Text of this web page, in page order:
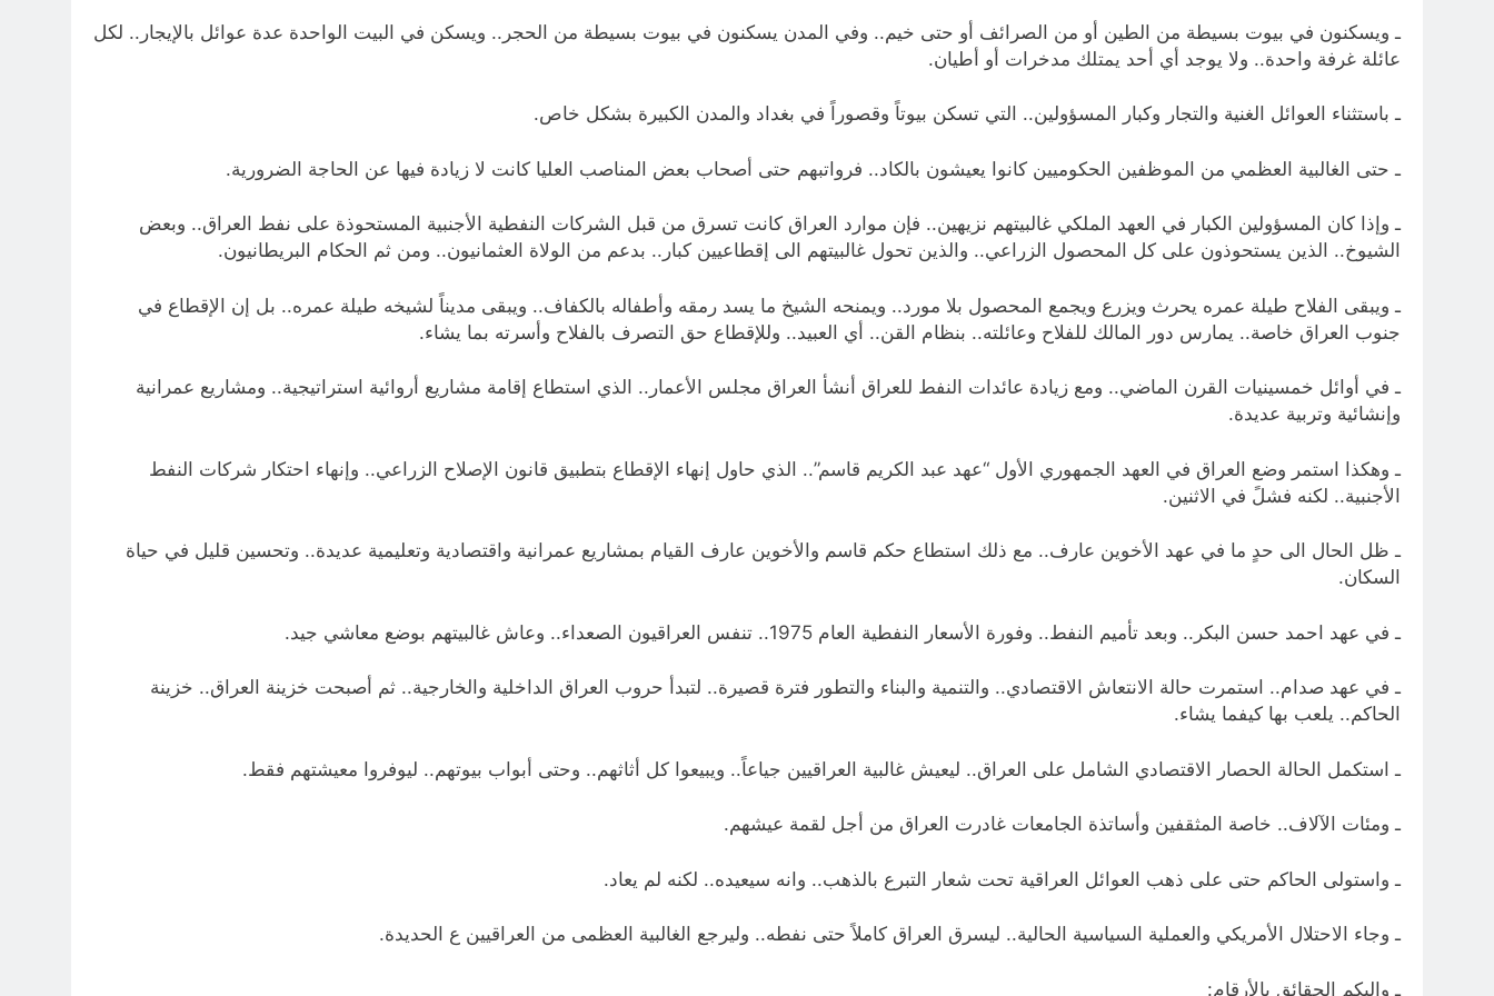
ـ ويسكنون في بيوت بسيطة من الطين أو من الصرائف أو حتى خيم.. وفي المدن يسكنون في بيوت بسيطة من الحجر.. ويسكن في البيت الواحدة عدة عوائل بالإيجار.. لكل
عائلة غرفة واحدة.. ولا يوجد أي أحد يمتلك مدخرات أو أطيان.
ـ باستثناء العوائل الغنية والتجار وكبار المسؤولين.. التي تسكن بيوتاً وقصوراً في بغداد والمدن الكبيرة بشكل خاص.
ـ حتى الغالبية العظمي من الموظفين الحكوميين كانوا يعيشون بالكاد.. فرواتبهم حتى أصحاب بعض المناصب العليا كانت لا زيادة فيها عن الحاجة الضرورية.
ـ وإذا كان المسؤولين الكبار في العهد الملكي غالبيتهم نزيهين.. فإن موارد العراق كانت تسرق من قبل الشركات النفطية الأجنبية المستحوذة على نفط العراق.. وبعض
الشيوخ.. الذين يستحوذون على كل المحصول الزراعي.. والذين تحول غالبيتهم الى إقطاعيين كبار.. بدعم من الولاة العثمانيون.. ومن ثم الحكام البريطانيون.
ـ ويبقى الفلاح طيلة عمره يحرث ويزرع ويجمع المحصول بلا مورد.. ويمنحه الشيخ ما يسد رمقه وأطفاله بالكفاف.. ويبقى مديناً لشيخه طيلة عمره.. بل إن الإقطاع في
جنوب العراق خاصة.. يمارس دور المالك للفلاح وعائلته.. بنظام القن.. أي العبيد.. وللإقطاع حق التصرف بالفلاح وأسرته بما يشاء.
ـ في أوائل خمسينيات القرن الماضي.. ومع زيادة عائدات النفط للعراق أنشأ العراق مجلس الأعمار.. الذي استطاع إقامة مشاريع أروائية استراتيجية.. ومشاريع عمرانية
وإنشائية وتربية عديدة.
ـ وهكذا استمر وضع العراق في العهد الجمهوري الأول “عهد عبد الكريم قاسم”.. الذي حاول إنهاء الإقطاع بتطبيق قانون الإصلاح الزراعي.. وإنهاء احتكار شركات النفط
الأجنبية.. لكنه فشلً في الاثنين.
ـ ظل الحال الى حدٍ ما في عهد الأخوين عارف.. مع ذلك استطاع حكم قاسم والأخوين عارف القيام بمشاريع عمرانية واقتصادية وتعليمية عديدة.. وتحسين قليل في حياة
السكان.
ـ في عهد احمد حسن البكر.. وبعد تأميم النفط.. وفورة الأسعار النفطية العام 1975.. تنفس العراقيون الصعداء.. وعاش غالبيتهم بوضع معاشي جيد.
ـ في عهد صدام.. استمرت حالة الانتعاش الاقتصادي.. والتنمية والبناء والتطور فترة قصيرة.. لتبدأ حروب العراق الداخلية والخارجية.. ثم أصبحت خزينة العراق.. خزينة
الحاكم.. يلعب بها كيفما يشاء.
ـ استكمل الحالة الحصار الاقتصادي الشامل على العراق.. ليعيش غالبية العراقيين جياعاً.. ويبيعوا كل أثاثهم.. وحتى أبواب بيوتهم.. ليوفروا معيشتهم فقط.
ـ ومئات الآلاف.. خاصة المثقفين وأساتذة الجامعات غادرت العراق من أجل لقمة عيشهم.
ـ واستولى الحاكم حتى على ذهب العوائل العراقية تحت شعار التبرع بالذهب.. وانه سيعيده.. لكنه لم يعاد.
ـ وجاء الاحتلال الأمريكي والعملية السياسية الحالية.. ليسرق العراق كاملاً حتى نفطه.. وليرجع الغالبية العظمى من العراقيين ع الحديدة.
ـ واليكم الحقائق بالأرقام: